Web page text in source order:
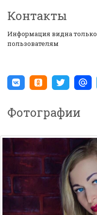
Контакты
Информация видна только
пользователям
Фотографии